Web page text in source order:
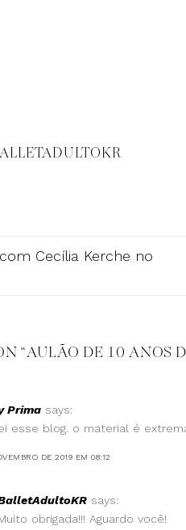
Cecília Kerche no
“AULÃO DE 10 ANOS
Prima says:
esse blog. o material é
DE 2019 EM 08:12
says:
obrigada!!! Aguardo você!